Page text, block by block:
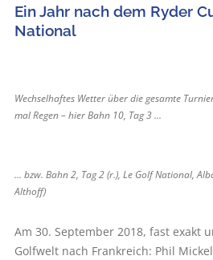
Ein Jahr nach dem Ryder
National
Wechselhaftes Wetter über die gesamte
mal Regen – hier Bahn 10, Tag 3 ...
... bzw. Bahn 2, Tag 2 (r.), Le Golf National,
Althoff)
Am 30. September 2018, fast exakt
Golfwelt nach Frankreich: Phil